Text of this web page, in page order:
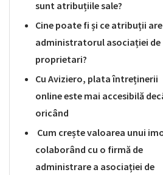
sunt atribuțiile sale?
Cine poate fi și ce atribuții are
administratorul asociației de
proprietari?
Cu Aviziero, plata întreținerii
online este mai accesibilă
oricând
Cum crește valoarea unui
colaborând cu o firmă de
administrare a asociației de